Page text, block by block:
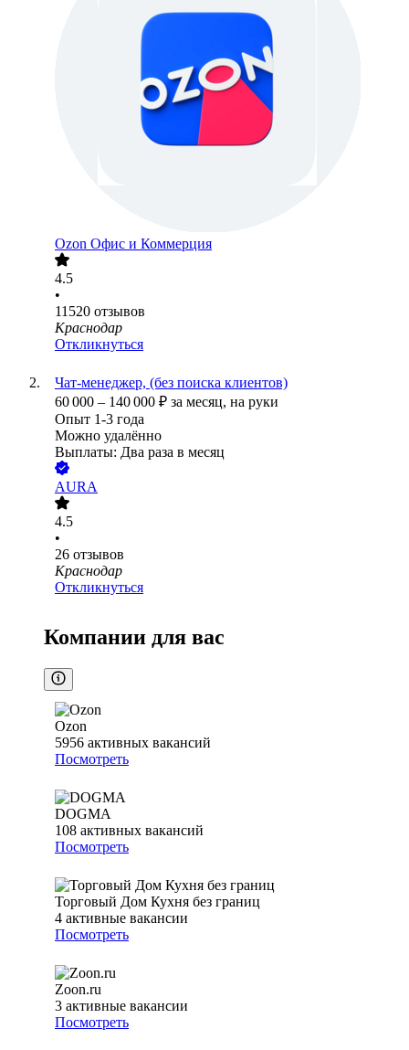
Ozon Офис и Коммерция
4.5
•
11520 отзывов
Краснодар
Откликнуться
Чат-менеджер, (без поиска клиентов)
60 000 – 140 000 ₽ за месяц, на руки
Опыт 1-3 года
Можно удалённо
Выплаты: Два раза в месяц
AURA
4.5
•
26 отзывов
Краснодар
Откликнуться
Компании для вас
Ozon
5956 активных вакансий
Посмотреть
DOGMA
108 активных вакансий
Посмотреть
Торговый Дом Кухня без границ
4 активные вакансии
Посмотреть
Zoon.ru
3 активные вакансии
Посмотреть